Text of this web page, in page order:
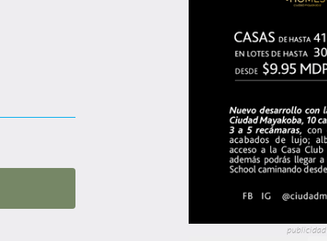
publicidad